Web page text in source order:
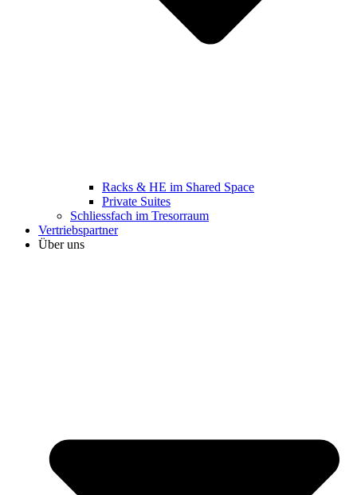
Racks & HE im Shared Space
Private Suites
Schliessfach im Tresorraum
Vertriebspartner
Über uns